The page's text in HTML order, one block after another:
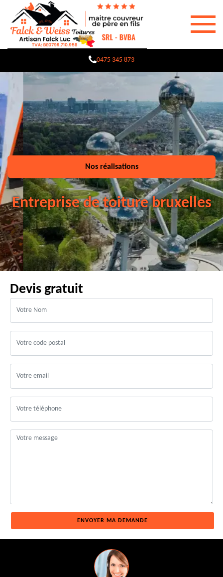
0475 345 873
Nos réalisations
Entreprise de toiture bruxelles
Devis gratuit